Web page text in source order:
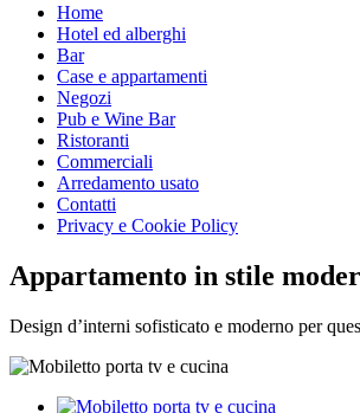
Home
Hotel ed alberghi
Bar
Case e appartamenti
Negozi
Pub e Wine Bar
Ristoranti
Commerciali
Arredamento usato
Contatti
Privacy e Cookie Policy
Appartamento in stile
Design d’interni sofisticato e moderno per